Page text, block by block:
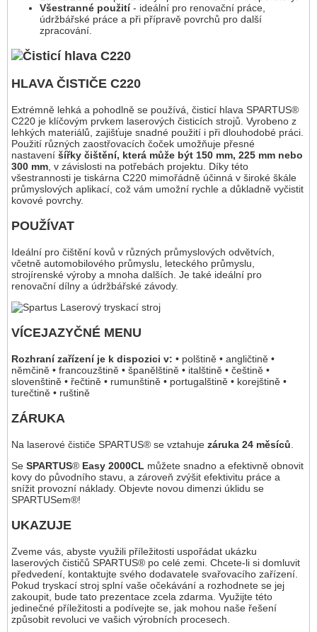
Všestranné použití- ideální pro renovační práce,
údržbářské práce a při přípravě povrchů pro další
zpracování.
HLAVA ČISTIČE C220
Extrémně lehká a pohodlně se používá, čisticí hlava SPARTUS®
C220 je klíčovým prvkem laserových čisticích strojů. Vyrobeno z
lehkých materiálů, zajišťuje snadné použití i při dlouhodobé práci.
Použití různých zaostřovacích čoček umožňuje přesné
nastavení šířky čištění, která může být 150 mm, 225 mm nebo
300 mm, v závislosti na potřebách projektu. Díky této
všestrannosti je tiskárna C220 mimořádně účinná v široké škále
průmyslových aplikací, což vám umožní rychle a důkladně vyčistit
kovové povrchy.
POUŽÍVAT
Ideální pro čištění kovů v různých průmyslových odvětvích,
včetně automobilového průmyslu, leteckého průmyslu,
strojírenské výroby a mnoha dalších. Je také ideální pro
renovační dílny a údržbářské závody.
VÍCEJAZYČNÉ MENU
Rozhraní zařízení je k dispozici v: • polštině • angličtině •
němčině • francouzštině • španělštině • italštině • češtině •
slovenštině • řečtině • rumunštině • portugalštině • korejštině •
turečtině • ruštině
ZÁRUKA
Na laserové čističe SPARTUS® se vztahuje záruka 24 měsíců.
Se SPARTUS® Easy 2000CL můžete snadno a efektivně obnovit
kovy do původního stavu, a zároveň zvýšit efektivitu práce a
snížit provozní náklady. Objevte novou dimenzi úklidu se
SPARTUSem®!
UKAZUJE
Zveme vás, abyste využili příležitosti uspořádat ukázku
laserových čističů SPARTUS® po celé zemi. Chcete-li si domluvit
předvedení, kontaktujte svého dodavatele svařovacího zařízení.
Pokud tryskací stroj splní vaše očekávání a rozhodnete se jej
zakoupit, bude tato prezentace zcela zdarma. Využijte této
jedinečné příležitosti a podívejte se, jak mohou naše řešení
způsobit revoluci ve vašich výrobních procesech.